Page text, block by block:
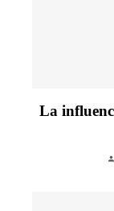
La